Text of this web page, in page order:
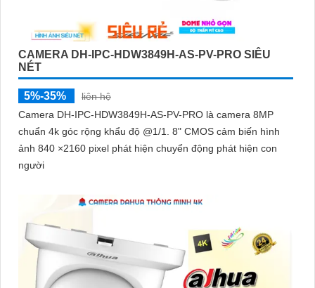
CAMERA DH-IPC-HDW3849H-AS-PV-PRO SIÊU
NÉT
5%-35%
liên hệ
Camera DH-IPC-HDW3849H-AS-PV-PRO là camera 8MP
chuẩn 4k góc rộng khẩu độ @1/1. 8" CMOS cảm biến hình
ảnh 840 ×2160 pixel phát hiện chuyển động phát hiện con
người